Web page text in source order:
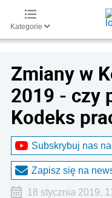
Kategorie
Zmiany w
2019 - czy
Kodeks
Subskrybuj nas
Zapisz się na
18 stycznia 2019,